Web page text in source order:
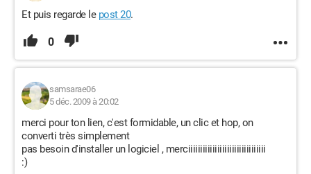
Et puis regarde le post 20.
0
samsarae06
5 déc. 2009 à 20:02
merci pour ton lien, c'est formidable, un clic et hop, on
converti très simplement
pas besoin d'installer un logiciel , merciiiiiiiiiiiiiiiiiiiiiiiiiiiiiiii
:)